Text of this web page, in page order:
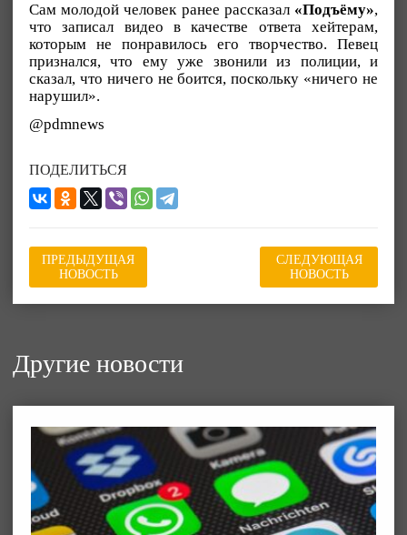
Сам молодой человек ранее рассказал «Подъёму»,
что записал видео в качестве ответа хейтерам,
которым не понравилось его творчество. Певец
признался, что ему уже звонили из полиции, и
сказал, что ничего не боится, поскольку «ничего не
нарушил».
@pdmnews
ПОДЕЛИТЬСЯ
ПРЕДЫДУЩАЯ
НОВОСТЬ
СЛЕДУЮЩАЯ
НОВОСТЬ
Другие новости